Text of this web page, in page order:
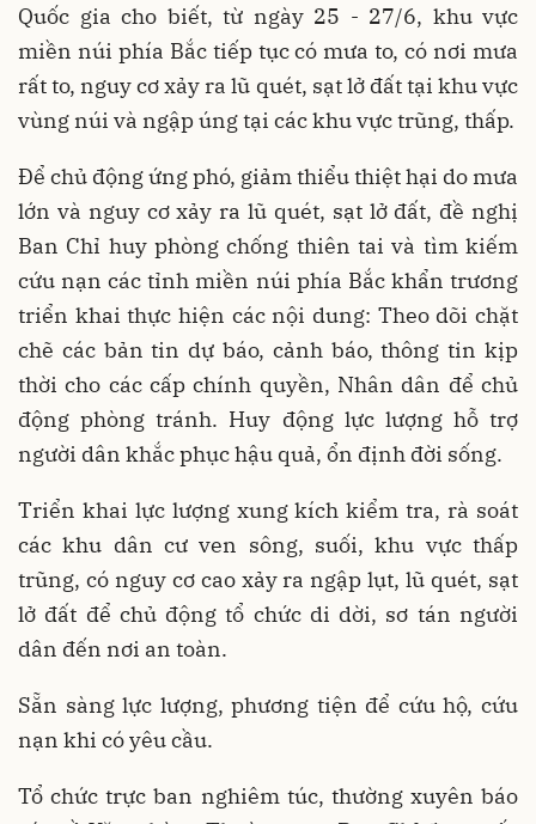
Quốc gia cho biết, từ ngày 25 - 27/6, khu vực
miền núi phía Bắc tiếp tục có mưa to, có nơi mưa
rất to, nguy cơ xảy ra lũ quét, sạt lở đất tại khu vực
vùng núi và ngập úng tại các khu vực trũng, thấp.
Để chủ động ứng phó, giảm thiểu thiệt hại do mưa
lớn và nguy cơ xảy ra lũ quét, sạt lở đất, đề nghị
Ban Chỉ huy phòng chống thiên tai và tìm kiếm
cứu nạn các tỉnh miền núi phía Bắc khẩn trương
triển khai thực hiện các nội dung: Theo dõi chặt
chẽ các bản tin dự báo, cảnh báo, thông tin kịp
thời cho các cấp chính quyền, Nhân dân để chủ
động phòng tránh. Huy động lực lượng hỗ trợ
người dân khắc phục hậu quả, ổn định đời sống.
Triển khai lực lượng xung kích kiểm tra, rà soát
các khu dân cư ven sông, suối, khu vực thấp
trũng, có nguy cơ cao xảy ra ngập lụt, lũ quét, sạt
lở đất để chủ động tổ chức di dời, sơ tán người
dân đến nơi an toàn.
Sẵn sàng lực lượng, phương tiện để cứu hộ, cứu
nạn khi có yêu cầu.
Tổ chức trực ban nghiêm túc, thường xuyên báo